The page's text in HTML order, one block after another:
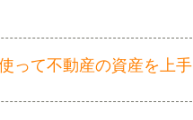
って不動産の資産を上手